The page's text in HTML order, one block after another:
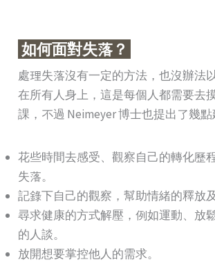
如何面對失落？
處理失落沒有一定的方法，也沒辦法
在所有人身上，這是每個人都需要去
課，不過 Neimeyer 博士也提出了幾點
花些時間去感受、觀察自己的轉化歷
失落。
記錄下自己的觀察，幫助情緒的釋放
尋求健康的方式解壓，例如運動、放
的人談。
放開想要掌控他人的需求。